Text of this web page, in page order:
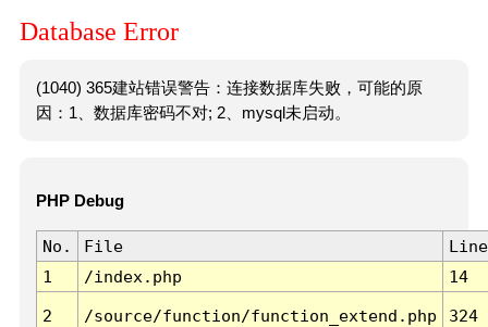
Database Error
(1040) 365建站错误警告：连接数据库失败，可能的原
因：1、数据库密码不对; 2、mysql未启动。
PHP Debug
No. File
Line
1
/index.php 14
2 /source/function/function_extend.php 324